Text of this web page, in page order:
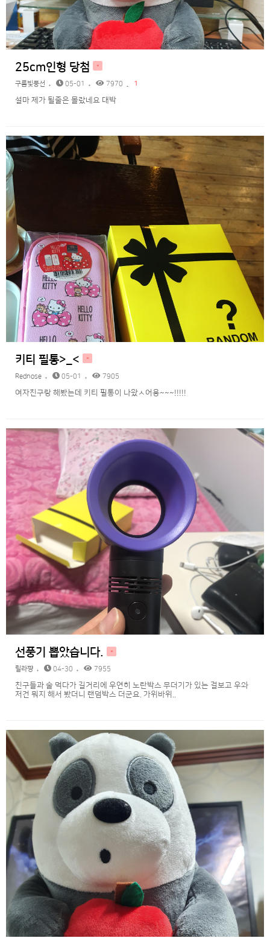
25cm인형 당첨 H
구름빛풍선 05-01 7970 1
설마 제가 될줄은 몰랐네요 대박
키티 필통>_< H
Rednose 05-01 7905
여자친구랑 해봤는데 키티 필통이 나왔ㅅ어용~~~!!!!!
선풍기 뽑았습니다. H
릴라쨩 04-30 7955
친구들과 술 먹다가 길거리에 우연히 노란박스 무더기가 있는 걸보고 우와
저건 뭐지 해서 봤더니 랜덤박스 더군요. 가위바위..